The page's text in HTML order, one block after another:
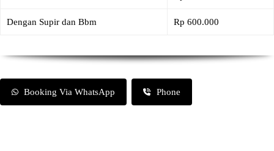
Dengan Supir dan Bbm Rp 600.000
Booking Via WhatsApp Phone